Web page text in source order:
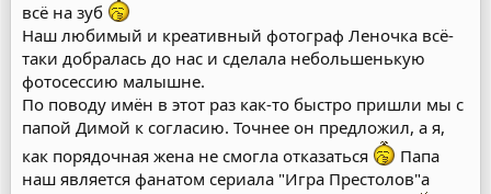
всё на зуб
Наш любимый и креативный фотограф Леночка всё-
таки добралась до нас и сделала небольшенькую
фотосессию малышне.
По поводу имён в этот раз как-то быстро пришли мы с
папой Димой к согласию. Точнее он предложил, а я,
как порядочная жена не смогла отказаться
Папа
наш является фанатом сериала "Игра Престолов"а